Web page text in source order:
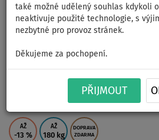
také možné udělený souhlas kdykoli
neaktivuje použité technologie, s
nezbytné pro provoz stránek.
Děkujeme za pochopení.
PŘIJMOUT
Kajak AQUA
13'1" -
- varianta: 1x
AŽ
-13 %
AŽ
180 kg
DOPRAVA
ZDARMA